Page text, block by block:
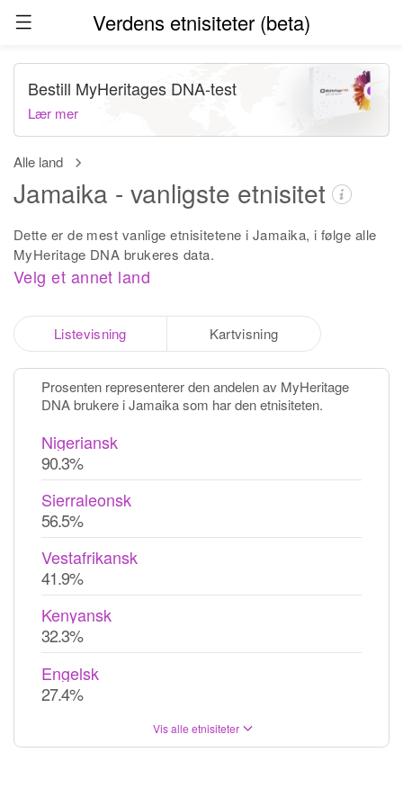
Verdens etnisiteter (beta)
Alle land
Jamaika - vanligste etnisitet
Dette er de mest vanlige etnisitetene i Jamaika, i følge alle
MyHeritage DNA brukeres data.
Velg et annet land
Bestill MyHeritages DNA-test
Lær mer
Listevisning Kartvisning
Prosenten representerer den andelen av MyHeritage
DNA brukere i Jamaika som har den etnisiteten.
Nigeriansk
90.3%
Sierraleonsk
56.5%
Vestafrikansk
41.9%
Kenyansk
32.3%
Engelsk
27.4%
Vis alle etnisiteter